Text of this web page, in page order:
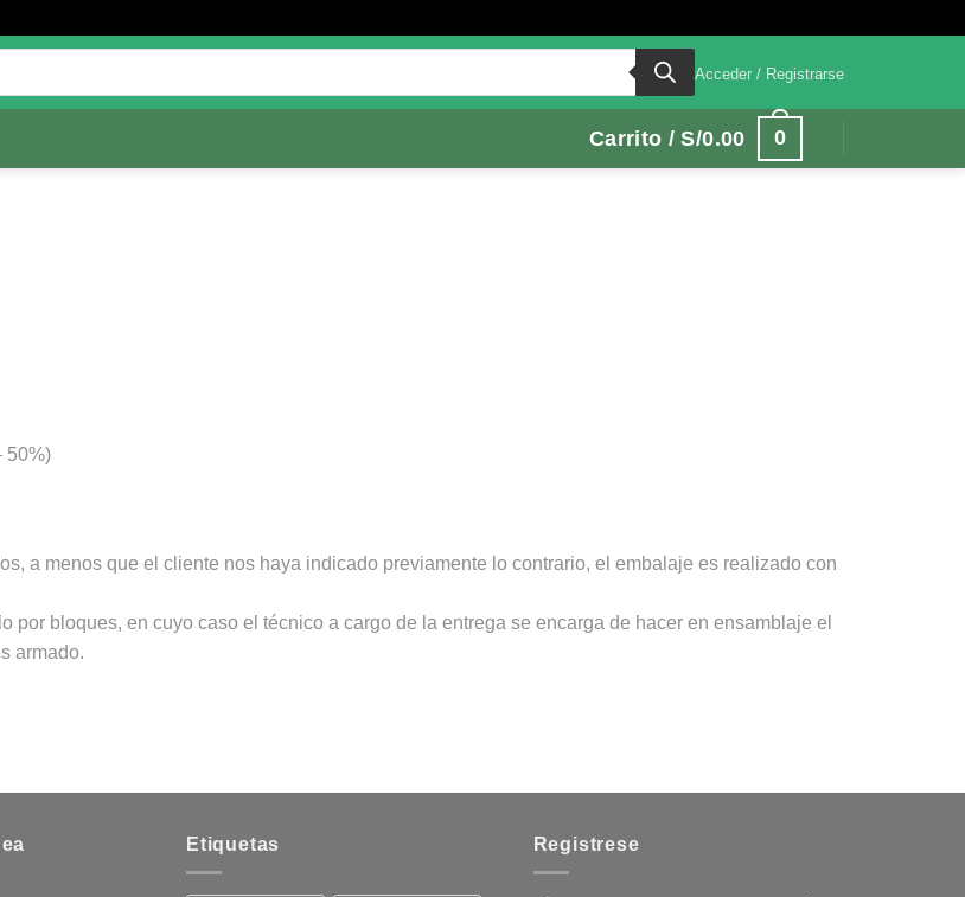
Acceder / Registrarse
Carrito /S/0.00 0
50%)
a menos que el cliente nos haya indicado previamente lo contrario, el embalaje es realizado con
bloques, en cuyo caso el técnico a cargo de la entrega se encarga de hacer en ensamblaje el
armado.
Etiquetas Registrese